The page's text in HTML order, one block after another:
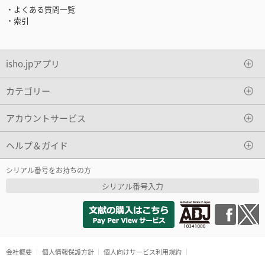
・よくある質問一覧
・索引
isho.jpアプリ
カテゴリー
アカウントサービス
ヘルプ＆ガイド
シリアル番号をお持ちの方
シリアル番号入力
会社概要 個人情報保護方針 個人向けサービス利用規約